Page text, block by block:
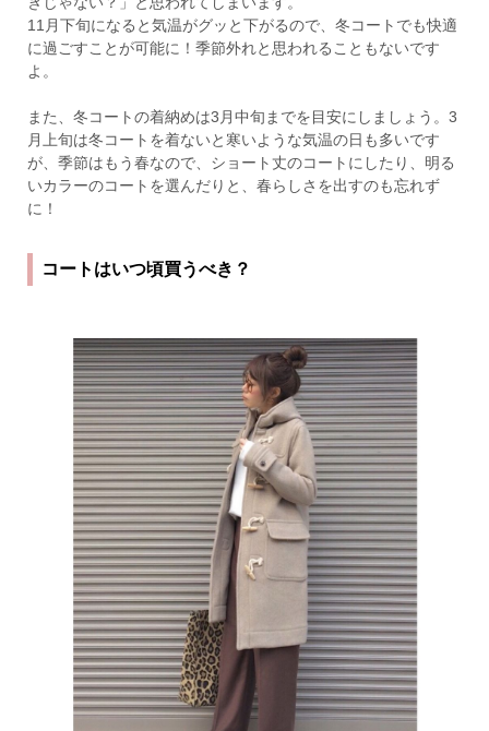
11月下旬になると気温がグッと下がるので、冬コートでも快適
に過ごすことが可能に！季節外れと思われることもないです
よ。
また、冬コートの着納めは3月中旬までを目安にしましょう。3
月上旬は冬コートを着ないと寒いような気温の日も多いです
が、季節はもう春なので、ショート丈のコートにしたり、明る
いカラーのコートを選んだりと、春らしさを出すのも忘れず
に！
コートはいつ頃買うべき？